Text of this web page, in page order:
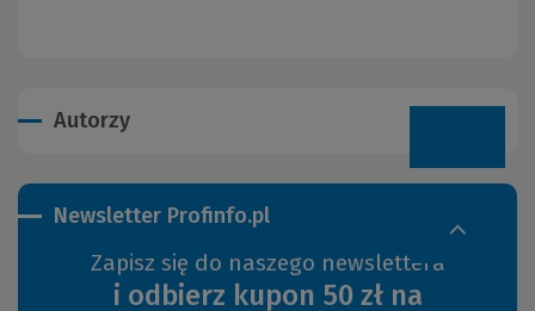
Autorzy
Newsletter Profinfo.pl
Zapisz się do naszego newslettera
i odbierz kupon 50 zł na